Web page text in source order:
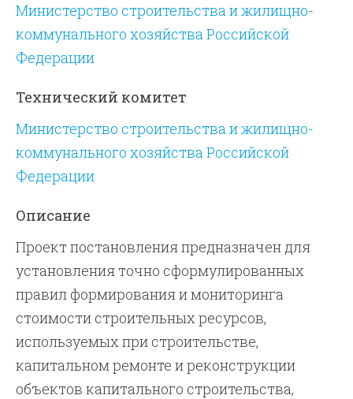
Министерство строительства и жилищно-
коммунального хозяйства Российской
Федерации
Технический комитет
Министерство строительства и жилищно-
коммунального хозяйства Российской
Федерации
Описание
Проект постановления предназначен для
установления точно сформулированных
правил формирования и мониторинга
стоимости строительных ресурсов,
используемых при строительстве,
капитальном ремонте и реконструкции
объектов капитального строительства,